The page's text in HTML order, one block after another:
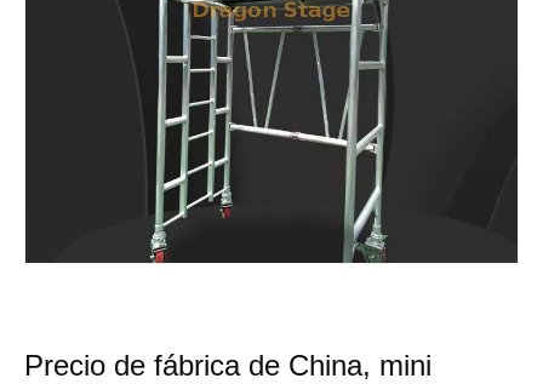
Precio de fábrica de China, mini